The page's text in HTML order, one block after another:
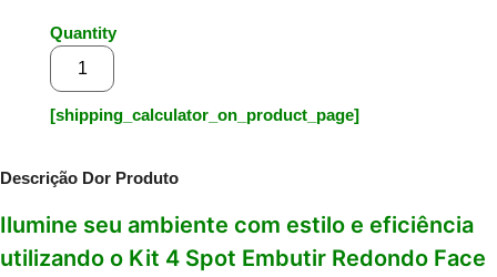
Quantity
[shipping_calculator_on_product_page]
Descrição Dor Produto
Ilumine seu ambiente com estilo e eficiência
utilizando o Kit 4 Spot Embutir Redondo Face